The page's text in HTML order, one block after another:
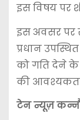
इस विषय पर
इस अवसर पर
प्रधान
को गति देने के
की आवश्यकता
टेन न्यूज़